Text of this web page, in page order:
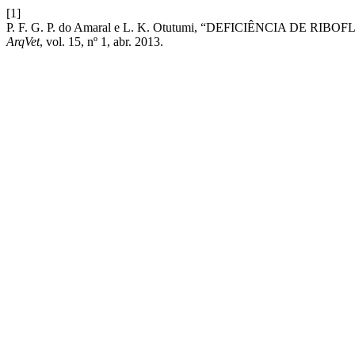
[1]
P. F. G. P. do Amaral e L. K. Otutumi, “DEFICIÊNCIA DE
ArqVet, vol. 15, nº 1, abr. 2013.